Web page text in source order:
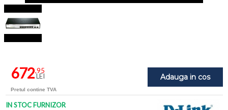
Adauga in cos
672,95
LEI
Pretul contine TVA
IN STOC FURNIZOR